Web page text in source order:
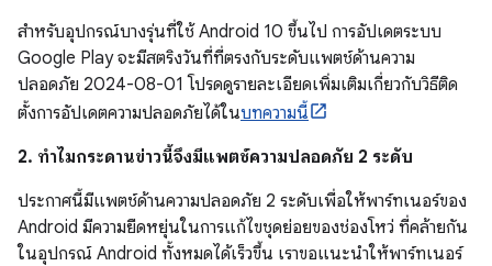
สำหรับอุปกรณ์บางรุ่นที่ใช้ Android 10 ขึ้นไป การอัปเดตระบบ
Google Play จะมีสตริงวันที่ที่ตรงกับระดับแพตช์ด้านความ
ปลอดภัย 2024-08-01 โปรดดูรายละเอียดเพิ่มเติมเกี่ยวกับวิธีติด
ตั้งการอัปเดตความปลอดภัยได้ในบทความนี้
2. ทำไมกระดานข่าวนี้จึงมีแพตช์ความปลอดภัย 2 ระดับ
ประกาศนี้มีแพตช์ด้านความปลอดภัย 2 ระดับเพื่อให้พาร์ทเนอร์ของ
Android มีความยืดหยุ่นในการแก้ไขชุดย่อยของช่องโหว่ ที่คล้ายกัน
ในอุปกรณ์ Android ทั้งหมดได้เร็วขึ้น เราขอแนะนำให้พาร์ทเนอร์